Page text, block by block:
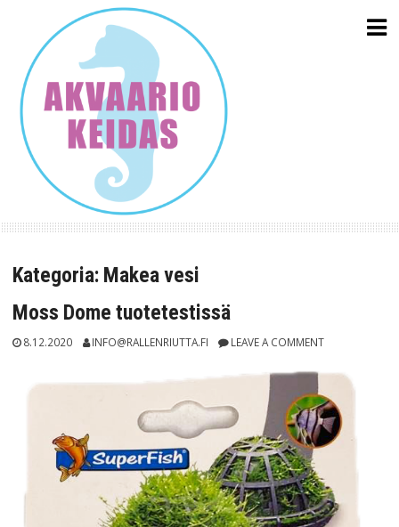
content
Kategoria: Makea vesi
Moss Dome tuotetestissä
8.12.2020 INFO@RALLENRIUTTA.FI LEAVE A COMMENT